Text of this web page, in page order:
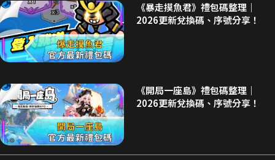
《暴走摸魚君》禮包碼整理｜
2026更新兌換碼、序號分享！
《開局一座島》禮包碼整理｜
2026更新兌換碼、序號分享！